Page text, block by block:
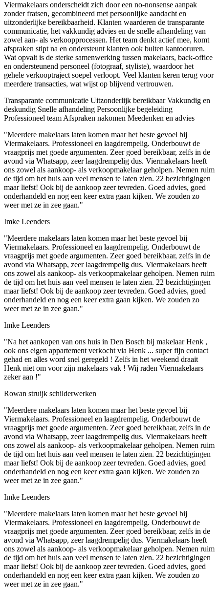
Viermakelaars onderscheidt zich door een no-nonsense aanpak
zonder fratsen, gecombineerd met persoonlijke aandacht en
uitzonderlijke bereikbaarheid. Klanten waarderen de transparante
communicatie, het vakkundig advies en de snelle afhandeling van
zowel aan- als verkoopprocessen. Het team denkt actief mee, komt
afspraken stipt na en ondersteunt klanten ook buiten kantooruren.
Wat opvalt is de sterke samenwerking tussen makelaars, back-office
en ondersteunend personeel (fotograaf, styliste), waardoor het
gehele verkooptraject soepel verloopt. Veel klanten keren terug voor
meerdere transacties, wat wijst op blijvend vertrouwen.
Transparante communicatie Uitzonderlijk bereikbaarVakkundig en
deskundig Snelle afhandeling Persoonlijke begeleiding
Professioneel teamAfspraken nakomen Meedenken en advies
"Meerdere makelaars laten komen maar het beste gevoel bij
Viermakelaars. Professioneel en laagdrempelig. Onderbouwt de
vraagprijs met goede argumenten. Zeer goed bereikbaar, zelfs in de
avond via Whatsapp, zeer laagdrempelig dus. Viermakelaars heeft
ons zowel als aankoop- als verkoopmakelaar geholpen. Nemen ruim
de tijd om het huis aan veel mensen te laten zien. 22 bezichtigingen
maar liefst! Ook bij de aankoop zeer tevreden. Goed advies, goed
onderhandeld en nog een keer extra gaan kijken. We zouden zo
weer met ze in zee gaan."
Imke Leenders
"Meerdere makelaars laten komen maar het beste gevoel bij
Viermakelaars. Professioneel en laagdrempelig. Onderbouwt de
vraagprijs met goede argumenten. Zeer goed bereikbaar, zelfs in de
avond via Whatsapp, zeer laagdrempelig dus. Viermakelaars heeft
ons zowel als aankoop- als verkoopmakelaar geholpen. Nemen ruim
de tijd om het huis aan veel mensen te laten zien. 22 bezichtigingen
maar liefst! Ook bij de aankoop zeer tevreden. Goed advies, goed
onderhandeld en nog een keer extra gaan kijken. We zouden zo
weer met ze in zee gaan."
Imke Leenders
"Na het aankopen van ons huis in Den Bosch bij makelaar Henk ,
ook ons eigen appartement verkocht via Henk ... super fijn contact
gehad en alles word snel geregeld ! Zelfs in het weekend draait
Henk niet om voor zijn makelaars vak ! Wij raden Viermakelaars
zeker aan !"
Rowan struijk schilderwerken
"Meerdere makelaars laten komen maar het beste gevoel bij
Viermakelaars. Professioneel en laagdrempelig. Onderbouwt de
vraagprijs met goede argumenten. Zeer goed bereikbaar, zelfs in de
avond via Whatsapp, zeer laagdrempelig dus. Viermakelaars heeft
ons zowel als aankoop- als verkoopmakelaar geholpen. Nemen ruim
de tijd om het huis aan veel mensen te laten zien. 22 bezichtigingen
maar liefst! Ook bij de aankoop zeer tevreden. Goed advies, goed
onderhandeld en nog een keer extra gaan kijken. We zouden zo
weer met ze in zee gaan."
Imke Leenders
"Meerdere makelaars laten komen maar het beste gevoel bij
Viermakelaars. Professioneel en laagdrempelig. Onderbouwt de
vraagprijs met goede argumenten. Zeer goed bereikbaar, zelfs in de
avond via Whatsapp, zeer laagdrempelig dus. Viermakelaars heeft
ons zowel als aankoop- als verkoopmakelaar geholpen. Nemen ruim
de tijd om het huis aan veel mensen te laten zien. 22 bezichtigingen
maar liefst! Ook bij de aankoop zeer tevreden. Goed advies, goed
onderhandeld en nog een keer extra gaan kijken. We zouden zo
weer met ze in zee gaan."